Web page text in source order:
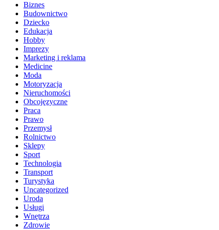
Biznes
Budownictwo
Dziecko
Edukacja
Hobby
Imprezy
Marketing i reklama
Medicine
Moda
Motoryzacja
Nieruchomości
Obcojęzyczne
Praca
Prawo
Przemysł
Rolnictwo
Sklepy
Sport
Technologia
Transport
Turystyka
Uncategorized
Uroda
Usługi
Wnętrza
Zdrowie